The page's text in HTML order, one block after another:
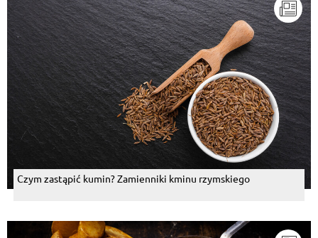
Czym zastąpić kumin? Zamienniki kminu rzymskiego